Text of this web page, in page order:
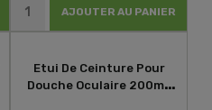
AJOUTER AU PANIER
Etui De Ceinture Pour
Douche Oculaire 200mL